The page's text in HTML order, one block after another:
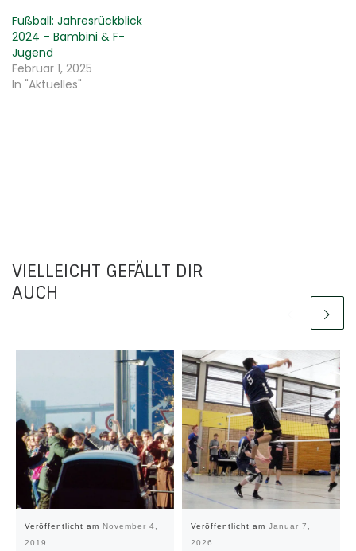
Fußball: Jahresrückblick
2024 – Bambini & F-
Jugend
Februar 1, 2025
In "Aktuelles"
VIELLEICHT GEFÄLLT DIR
AUCH
Veröffentlicht am November 4,
2019
Veröffentlicht am Januar 7,
2026